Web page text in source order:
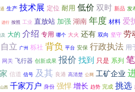
生产 技术展 定位 耐用 低价 双时 新品 发
进行 按照 工业 直放站 加强 湖南 年度 材料 爱
大的 介绍 专用 哪个 大火 还有 双向 坚守 劳
自立 广州 栎社 背负 平台 安保 行政执法 用
网关 飞行器 创新成果 报价 找到 只是 系列
信道 信号 及其 良港 高清楚 公网 工矿企业
山西 千家万户 身份 强悍增长 趋势 完成 挑选